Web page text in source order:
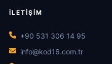
İLETIŞIM
+90 531 306 14 95
info@kod16.com.tr